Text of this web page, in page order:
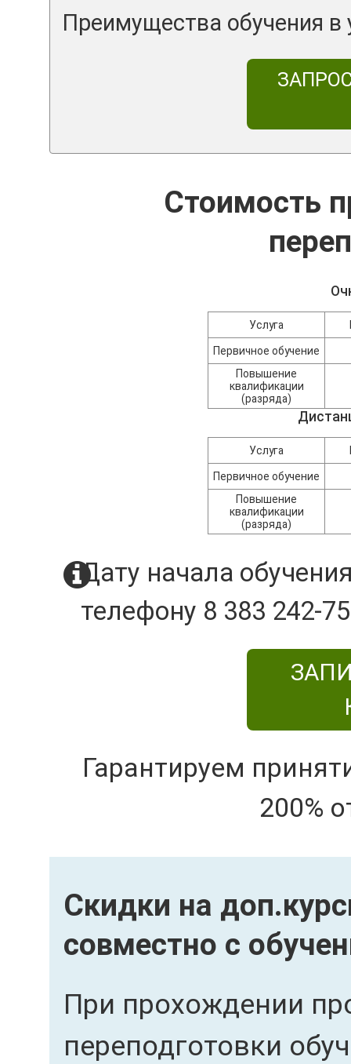
Преимущества обучения в
Стоимость
Услуга
Первичное обучение
Повышение
квалификации
(разряда)
Услуга
Первичное обучение
Повышение
квалификации
(разряда)
Дату начала
телефону 8 383 242-
Гарантируем
200%
Скидки на
совместно с
При прохождении
переподготовки